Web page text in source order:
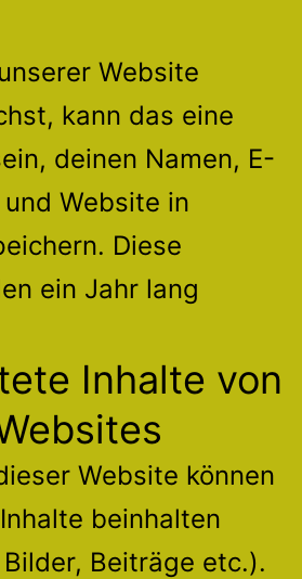
Website
kann das eine
deinen Namen, E-
Website in
Diese
ein Jahr lang
Inhalte von
Website können
beinhalten
Beiträge etc.).